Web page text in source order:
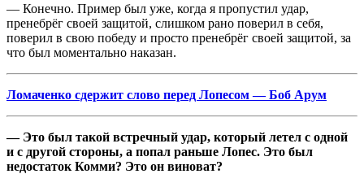
— Конечно. Пример был уже, когда я пропустил удар,
пренебрёг своей защитой, слишком рано поверил в себя,
поверил в свою победу и просто пренебрёг своей защитой, за
что был моментально наказан.
Ломаченко сдержит слово перед Лопесом — Боб Арум
— Это был такой встречный удар, который летел с одной
и с другой стороны, а попал раньше Лопес. Это был
недостаток Комми? Это он виноват?